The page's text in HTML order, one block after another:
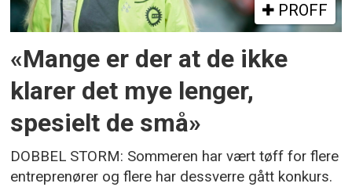
PROFF
«Mange er der at de ikke
klarer det mye lenger,
spesielt de små»
DOBBEL STORM: Sommeren har vært tøff for flere
entreprenører og flere har dessverre gått konkurs.